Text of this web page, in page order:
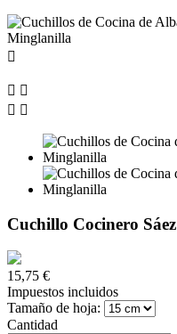

 
 
Cuchillo Cocinero Sáez
15,75 €
Impuestos incluidos
Tamaño de hoja:
Cantidad